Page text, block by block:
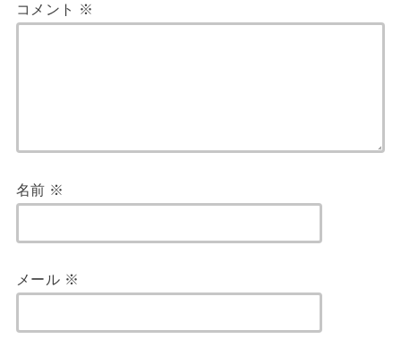
コメント ※
名前 ※
メール ※